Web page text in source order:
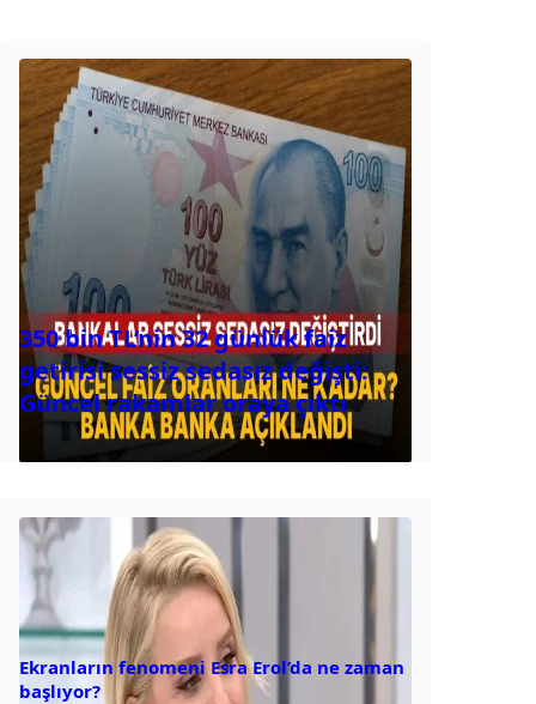
350 bin TL’nin 32 günlük faiz
getirisi sessiz sedasız değişti:
Güncel rakamlar oraya çıktı
Ekranların fenomeni Esra Erol’da ne zaman
başlıyor?